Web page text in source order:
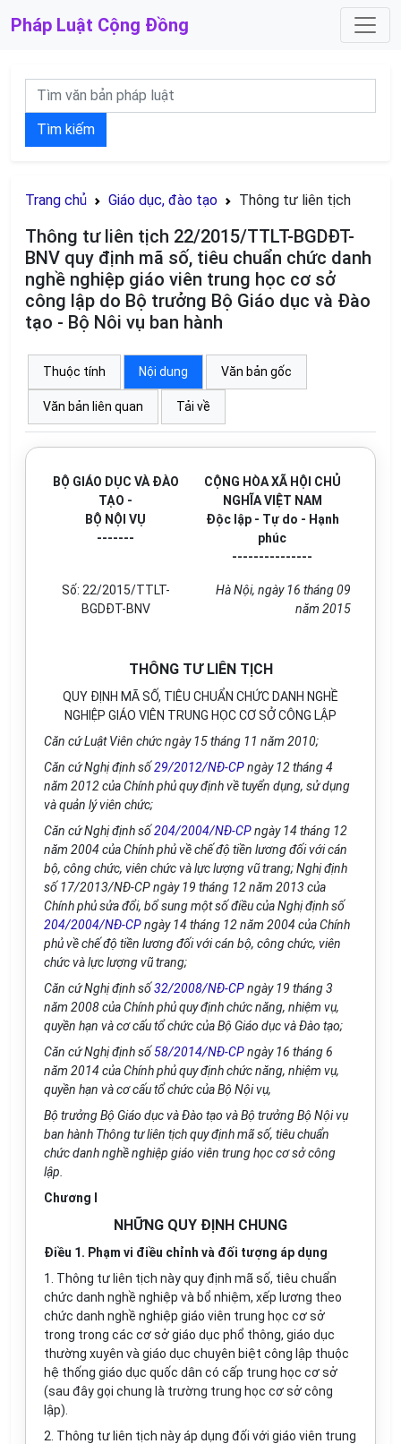
Pháp Luật Cộng Đồng
Tìm kiếm
Trang chủ Giáo dục, đào tạo Thông tư liên tịch
Thông tư liên tịch 22/2015/TTLT-BGDĐT-
BNV quy định mã số, tiêu chuẩn chức danh
nghề nghiệp giáo viên trung học cơ sở
công lập do Bộ trưởng Bộ Giáo dục và Đào
tạo - Bộ Nôi vụ ban hành
Thuộc tính Nội dung Văn bản gốc
Văn bản liên quan Tải về
BỘ GIÁO DỤC VÀ ĐÀO
TẠO -
BỘ NỘI VỤ
-------
CỘNG HÒA XÃ HỘI CHỦ
NGHĨA VIỆT NAM
Độc lập - Tự do - Hạnh
phúc
---------------
Số: 22/2015/TTLT-
BGDĐT-BNV
Hà Nội, ngày 16 tháng 09
năm 2015
THÔNG TƯ LIÊN TỊCH
QUY ĐỊNH MÃ SỐ, TIÊU CHUẨN CHỨC DANH NGHỀ
NGHIỆP GIÁO VIÊN TRUNG HỌC CƠ SỞ CÔNG LẬP
Căn cứ Luật Viên chức ngày 15 tháng 11 năm 2010;
Căn cứ Nghị định số29/2012/NĐ-CPngày 12 tháng 4
năm 2012 của Chính phủ quy định về tuyển dụng, sử dụng
và quản lý viên chức;
Căn cứ Nghị định số204/2004/NĐ-CPngày 14 tháng 12
năm 2004 của Chính phủ về chế độ tiền lương đối với cán
bộ, công chức, viên chức và lực lượng vũ trang; Nghị định
số 17/2013/NĐ-CP ngày 19 tháng 12 năm 2013 của
Chính phủ sửa đổi, bổ sung một số điều của Nghị định số
204/2004/NĐ-CPngày 14 tháng 12 năm 2004 của Chính
phủ về chế độ tiền lương đối với cán bộ, công chức, viên
chức và lực lượng vũ trang;
Căn cứ Nghị định số32/2008/NĐ-CPngày 19 tháng 3
năm 2008 của Chính phủ quy định chức năng, nhiệm vụ,
quyền hạn và cơ cấu tổ chức của Bộ Giáo dục và Đào tạo;
Căn cứ Nghị định số58/2014/NĐ-CPngày 16 tháng 6
năm 2014 của Chính phủ quy định chức năng, nhiệm vụ,
quyền hạn và cơ cấu tổ chức của Bộ Nội vụ,
Bộ trưởng Bộ Giáo dục và Đào tạo và Bộ trưởng Bộ Nội vụ
ban hành Thông tư liên tịch quy định mã số, tiêu chuẩn
chức danh nghề nghiệp giáo viên trung học cơ sở công
lập.
Chương I
NHỮNG QUY ĐỊNH CHUNG
Điều 1. Phạm vi điều chỉnh và đối tượng áp dụng
1. Thông tư liên tịch này quy định mã số, tiêu chuẩn
chức danh nghề nghiệp và bổ nhiệm, xếp lương theo
chức danh nghề nghiệp giáo viên trung học cơ sở
trong trong các cơ sở giáo dục phổ thông, giáo dục
thường xuyên và giáo dục chuyên biệt công lập thuộc
hệ thống giáo dục quốc dân có cấp trung học cơ sở
(sau đây gọi chung là trường trung học cơ sở công
lập).
2. Thông tư liên tịch này áp dụng đối với giáo viên trung